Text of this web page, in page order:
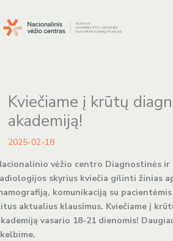
prie
Kviečiame į krūtų
akademiją!
2025-02-18
vėžio centro Diagnostinės ir
skyrius kviečia gilinti žinias
komunikaciją su
aktualius klausimus. Kviečiame į
vasario 18-21 dienomis!